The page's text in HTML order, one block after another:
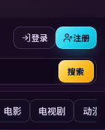
搜索
登录 注册
电影 电视剧 动漫